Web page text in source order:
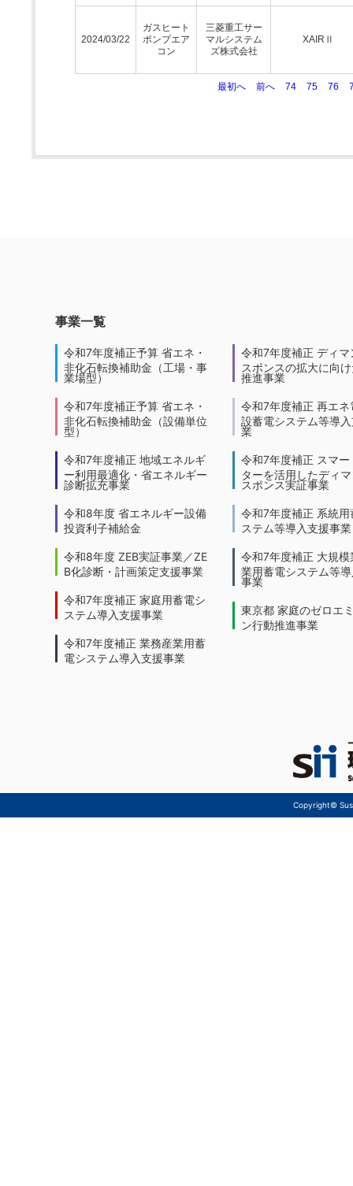
2024/03/22
ガスヒート
ポンプエア
コン
三菱重工サー
マルシステム
ズ株式会社
XAIRⅡ
最初へ 前へ 74 75 76
事業一覧
令和7年度補正予算 省エネ・
非化石転換補助金（工場・事
業場型）
令和7年度補正予算 省エネ・
非化石転換補助金（設備単位
型）
令和7年度補正 地域エネルギ
ー利用最適化・省エネルギー
診断拡充事業
令和8年度 省エネルギー設備
投資利子補給金
令和8年度 ZEB実証事業／ZE
B化診断・計画策定支援事業
令和7年度補正 家庭用蓄電シ
ステム導入支援事業
令和7年度補正 業務産業用蓄
電システム導入支援事業
令和7年度補正 ディマ
スポンスの拡大に向
推進事業
令和7年度補正 再エネ
設蓄電システム等導
業
令和7年度補正 スマー
ターを活用したディ
スポンス実証事業
令和7年度補正 系統用
ステム等導入支援事業
令和7年度補正 大規模
業用蓄電システム等
事業
東京都 家庭のゼロエ
ン行動推進事業
Copyright©